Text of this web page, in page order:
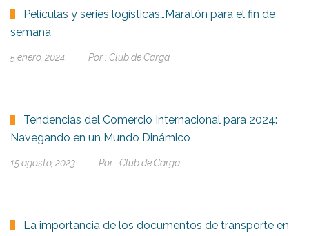
Películas y series logísticas…Maratón para el fin de
semana
5 enero, 2024 Por : Club de Carga
Tendencias del Comercio Internacional para 2024:
Navegando en un Mundo Dinámico
15 agosto, 2023 Por : Club de Carga
La importancia de los documentos de transporte en